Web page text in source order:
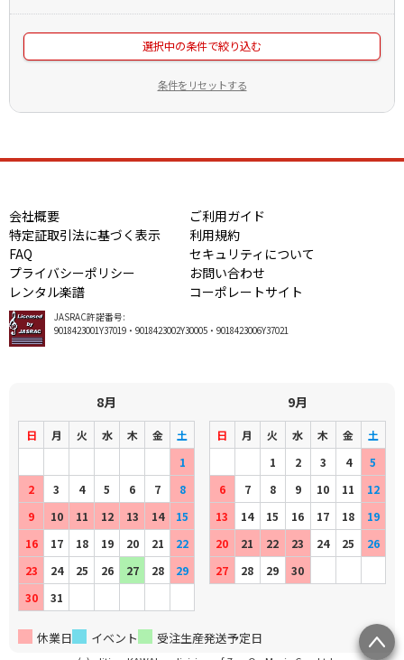
選択中の条件で絞り込む
条件をリセットする
会社概要
ご利用ガイド
特定証取引法に基づく表示
利用規約
FAQ
セキュリティについて
プライバシーポリシー
お問い合わせ
レンタル楽譜
コーポレートサイト
JASRAC許諾番号:
9018423001Y37019・9018423002Y30005・9018423006Y37021
8月
日 月 火 水 木 金
土
1
2
3 4 5 6 7
8
9
10 11 12 13 14
15
16
17 18 19 20 21
22
23
24 25 26 27 28
29
30
31
9月
日 月 火 水 木 金
土
1
2 3 4
5
6
7 8 9 10 11
12
13
14 15 16 17 18
19
20
21 22 23 24 25
26
27
28 29 30
休業日 イベント 受注生産発送予定日